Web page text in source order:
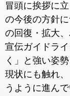
冒頭に挨拶に
の今後の方針
の回復・拡大
宣伝ガイドラ
く」と強い姿
現状にも触れ
うように進ん